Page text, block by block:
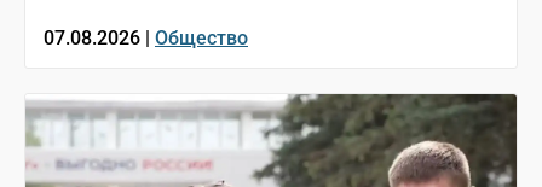
07.08.2026 | Общество